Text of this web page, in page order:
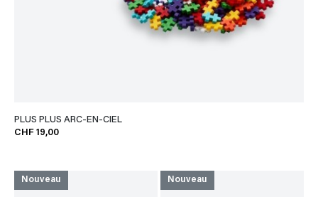
PLUS PLUS ARC-EN-CIEL
CHF 19,00
Nouveau Nouveau